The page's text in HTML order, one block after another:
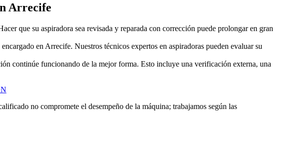
Arrecife
que su aspiradora sea revisada y reparada con corrección puede prolongar en gran
en Arrecife. Nuestros técnicos expertos en aspiradoras pueden evaluar su
continúe funcionando de la mejor forma. Esto incluye una verificación externa, una
no compromete el desempeño de la máquina; trabajamos según las